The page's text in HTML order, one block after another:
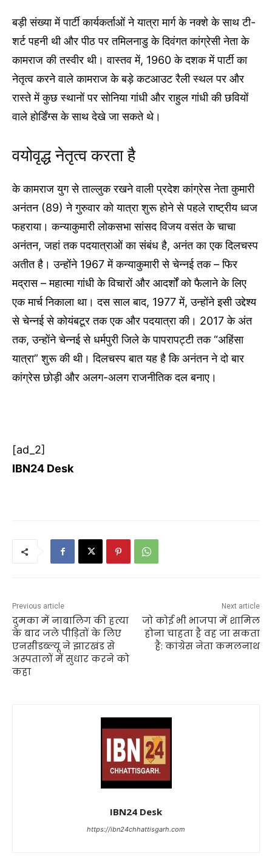
बड़ी संख्या में पार्टी कार्यकर्ताओं ने यात्रा मार्ग के नक्शे के साथ टी-
शर्ट पहनी थी और पीठ पर तमिलनाडु के दिवंगत कांग्रेसी नेता के
कामराज की तस्वीर थी। वास्तव में, 1960 के दशक में पार्टी का
नेतृत्व करने वाले कामराज के बड़े कटआउट रैली स्थल पर और
रास्ते में कुछ स्थानों पर सोनिया गांधी और राहुल गांधी की छवियों
वाले होर्डिंग्स के साथ देखे जा सकते थे।
वयोवृद्ध नेतृत्व करता है
के कामराज युग से ताल्लुक रखने वाली प्रदेश कांग्रेस नेता कुमारी
अनंतन (89) ने गुरुवार को यात्रा शुरू होने से पहले राष्ट्रीय ध्वज
फहराया। कन्याकुमारी लोकसभा सांसद विजय वसंत के चाचा
अनंतन, जहां तक ​​पदयात्राओं का संबंध है, अनंत का एक दिलचस्प
अतीत है। उन्होंने 1967 में कन्याकुमारी से चेन्नई तक – फिर
मद्रास – महात्मा गांधी के विचारों और आदर्शों को फैलाने के लिए
एक मार्च निकाला था। दस साल बाद, 1977 में, उन्होंने इसी उद्देश्य
से चेन्नई से कोयंबटूर तक एक और पदयात्रा की। 2017 के अंत
तक, उन्होंने चेन्नई से धर्मपुरी जिले के पापरापट्टी तक “अहिंसा
यात्रा” शुरू की थी। दिलचस्प बात यह है कि अनंतन ने दो बार
कांग्रेस छोड़ी और अलग-अलग राजनीतिक दल बनाए।
[ad_2]
IBN24 Desk
Previous article
दुमका में नाबालिग की हत्या
के बाद जले पीड़ितों के लिए
एनसीडब्ल्यू ने झारखंड से
अस्पतालों में सुधार करने को
कहा
Next article
जो कोई भी भाजपा में शामिल
होना चाहता है वह जा सकता
है: कांग्रेस नेता कमलनाथ
IBN24 Desk
https://ibn24chhattisgarh.com